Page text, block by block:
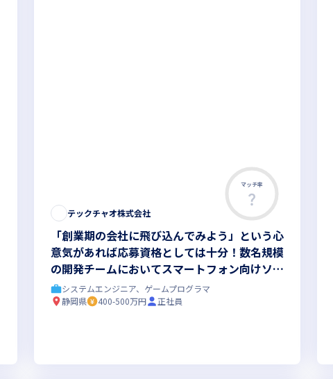
マッチ率
テックチャオ株式会社
「創業期の会社に飛び込んでみよう」という心
意気があれば応募資格としては十分！数名規模
の開発チームにおいてスマートフォン向けソー
シャルゲームの開発をお任せします
システムエンジニア、ゲームプログラマ
静岡県
400-500万円 正社員